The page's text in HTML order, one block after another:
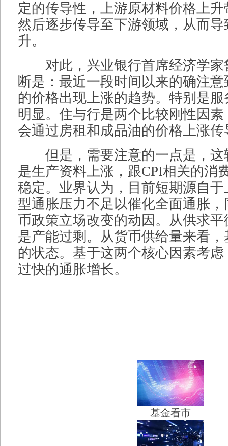
定的传导性，上游原材料价格上升
然后逐步传导至下游领域，从而导
升。
对此，兴业银行首席经济学家
断是：最近一段时间以来的确注
的价格出现上涨的趋势。特别是
明显。住与行是两个比较刚性因素
会通过房租和成品油的价格上涨传
但是，需要注意的一点是，这
是生产资料上涨，跟CPI相关的消
稳定。业界认为，目前短期源自
型通胀压力不足以催化全面通胀
币政策立场改变的动因。从供求
是产能过剩。从货币供给量来看
的状态。基于这两个核心因素考
过快的通胀增长。
基金看市